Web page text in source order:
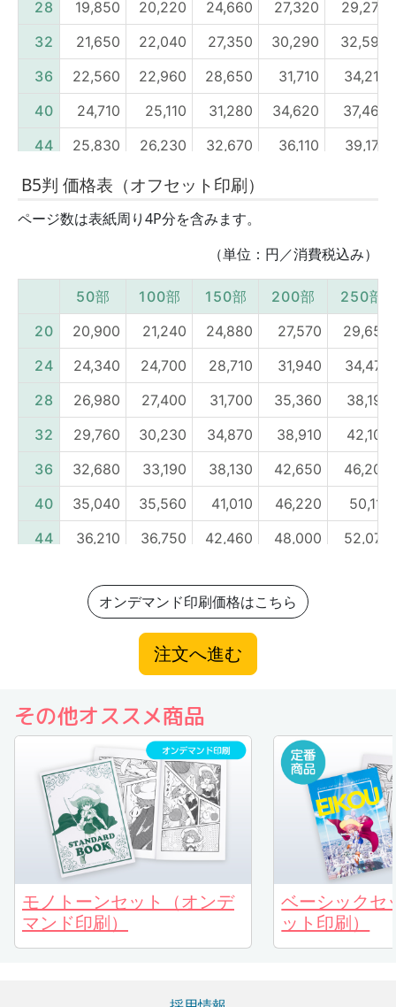
B5判 価格表（オフセット印刷）
ページ数は表紙周り4P分を含みます。
（単位：円／消費税込み）
オンデマンド印刷価格はこちら
注文へ進む
その他オススメ商品
モノトーンセット（オンデ
マンド印刷）
ベーシックセ
ット印刷）